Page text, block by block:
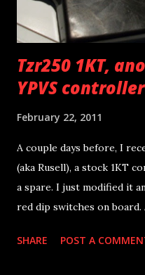
Tzr250 1KT,
YPVS controller
February 22, 2011
A couple days before, I
(aka Rusell), a stock 1KT
a spare. I just modified it
red dip switches on board.
valves. By
SHARE POST A